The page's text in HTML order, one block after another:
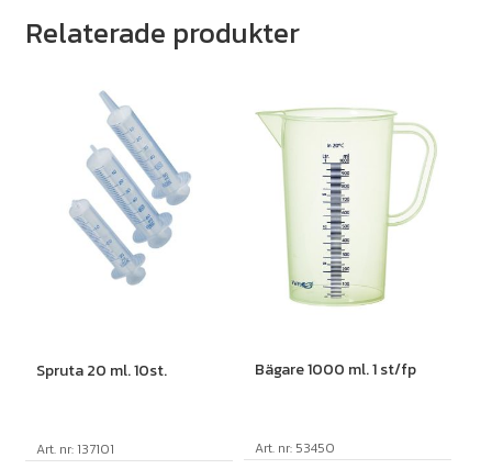
Relaterade produkter
Spruta 20 ml. 10st.
Art. nr: 137101
Bägare 1000 ml. 1 st/fp
Art. nr: 53450